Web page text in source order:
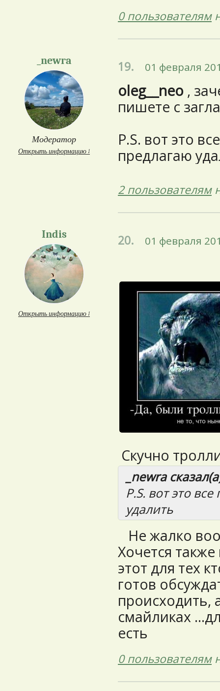
0 пользователям
_newra
Модератор
Открыть информацию ↓
19. 01 февраля
oleg__neo ,
пишете с
P.S. вот это
предлагаю
2 пользователям
Indis
Открыть информацию ↓
20. 01 февраля
Скучно
_newra
P.S. вот это
удалить
Не жалко
Хочется
этот для тех
готов
происходить,
смайликах
есть
0 пользователям